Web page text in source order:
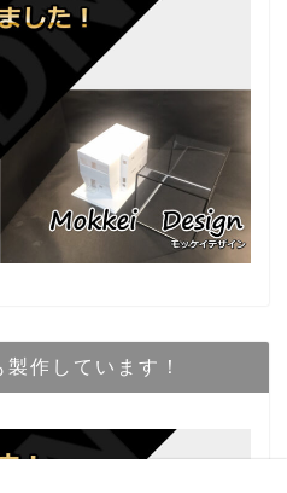
作しています！